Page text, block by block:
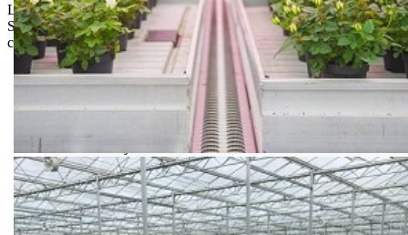
Limit za porudžbinu je500.00 dinaraza isporuku na teritoriji
Srbije. Za inostranstvo, molimo da nas kontaktirate za informacije o
ceni i mogućnostima isporuke.
Feromoni i klopke
Folije i agrotekstili
Oprema i instrumenti